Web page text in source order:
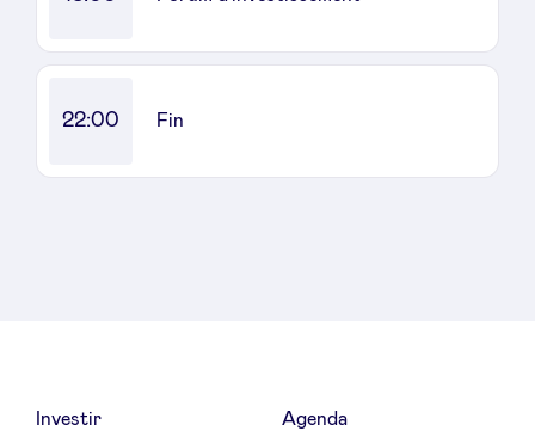
BeAngels x PMV
22:00 Fin
Investir Agenda